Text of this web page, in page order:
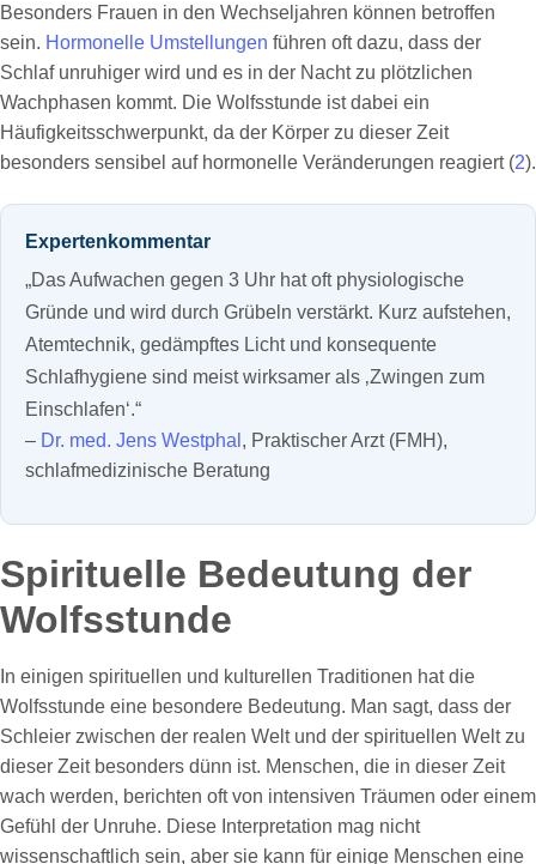
Besonders Frauen in den Wechseljahren können betroffen
sein. Hormonelle Umstellungen führen oft dazu, dass der
Schlaf unruhiger wird und es in der Nacht zu plötzlichen
Wachphasen kommt. Die Wolfsstunde ist dabei ein
Häufigkeitsschwerpunkt, da der Körper zu dieser Zeit
besonders sensibel auf hormonelle Veränderungen reagiert (2).
Expertenkommentar
„Das Aufwachen gegen 3 Uhr hat oft physiologische
Gründe und wird durch Grübeln verstärkt. Kurz aufstehen,
Atemtechnik, gedämpftes Licht und konsequente
Schlafhygiene sind meist wirksamer als ‚Zwingen zum
Einschlafen‘.“
– Dr. med. Jens Westphal , Praktischer Arzt (FMH),
schlafmedizinische Beratung
Spirituelle Bedeutung der
Wolfsstunde
In einigen spirituellen und kulturellen Traditionen hat die
Wolfsstunde eine besondere Bedeutung. Man sagt, dass der
Schleier zwischen der realen Welt und der spirituellen Welt zu
dieser Zeit besonders dünn ist. Menschen, die in dieser Zeit
wach werden, berichten oft von intensiven Träumen oder einem
Gefühl der Unruhe. Diese Interpretation mag nicht
wissenschaftlich sein, aber sie kann für einige Menschen eine